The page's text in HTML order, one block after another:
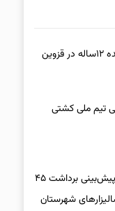
تیم ملی کشتی
فرماندار رضوانشهر: پیش‌بینی برداشت ۴۵
شهرستان